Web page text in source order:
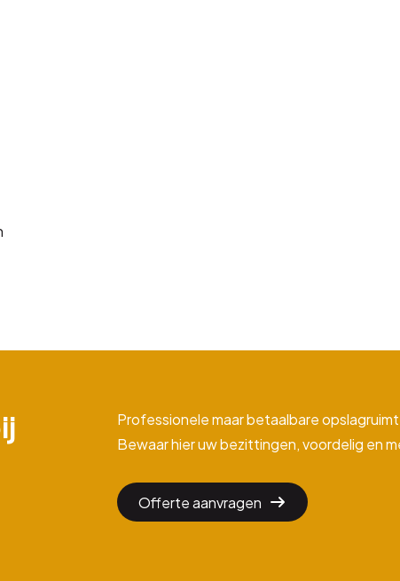
Professionele maar betaalbare
Bewaar hier uw bezittingen, voordelig en
Offerte aanvragen